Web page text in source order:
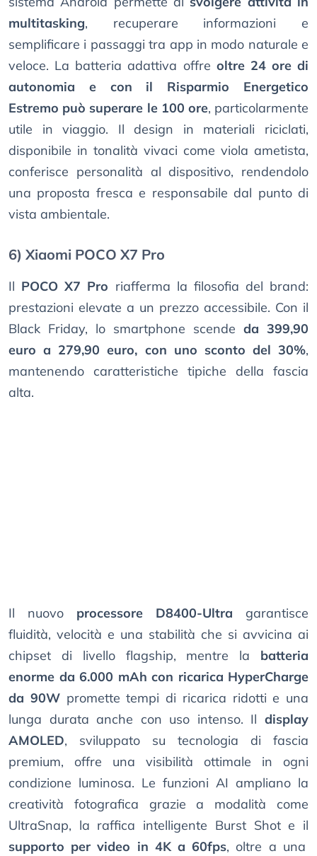
multitasking, recuperare informazioni e
semplificare i passaggi tra app in modo naturale e
veloce. La batteria adattiva offre oltre 24 ore di
autonomia e con il Risparmio Energetico
Estremo può superare le 100 ore, particolarmente
utile in viaggio. Il design in materiali riciclati,
disponibile in tonalità vivaci come viola ametista,
conferisce personalità al dispositivo, rendendolo
una proposta fresca e responsabile dal punto di
vista ambientale.
6) Xiaomi POCO X7 Pro
Il POCO X7 Pro riafferma la filosofia del brand:
prestazioni elevate a un prezzo accessibile. Con il
Black Friday, lo smartphone scende da 399,90
euro a 279,90 euro, con uno sconto del 30%,
mantenendo caratteristiche tipiche della fascia
alta.
Il nuovo processore D8400-Ultra garantisce
fluidità, velocità e una stabilità che si avvicina ai
chipset di livello flagship, mentre la batteria
enorme da 6.000 mAh con ricarica HyperCharge
da 90Wpromette tempi di ricarica ridotti e una
lunga durata anche con uso intenso. Il display
AMOLED, sviluppato su tecnologia di fascia
premium, offre una visibilità ottimale in ogni
condizione luminosa. Le funzioni AI ampliano la
creatività fotografica grazie a modalità come
UltraSnap, la raffica intelligente Burst Shot e il
supporto per video in 4K a 60fps, oltre a una